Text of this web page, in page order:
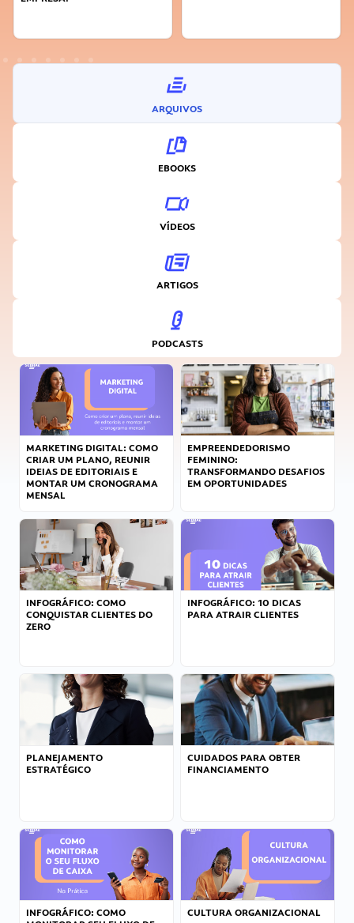
ARQUIVOS
EBOOKS
VÍDEOS
ARTIGOS
PODCASTS
MARKETING DIGITAL: COMO
CRIAR UM PLANO, REUNIR
IDEIAS DE EDITORIAIS E
MONTAR UM CRONOGRAMA
MENSAL
EMPREENDEDORISMO
FEMININO:
TRANSFORMANDO DESAFIOS
EM OPORTUNIDADES
INFOGRÁFICO: COMO
CONQUISTAR CLIENTES DO
ZERO
INFOGRÁFICO: 10 DICAS
PARA ATRAIR CLIENTES
PLANEJAMENTO
ESTRATÉGICO
CUIDADOS PARA OBTER
FINANCIAMENTO
INFOGRÁFICO: COMO
CULTURA ORGANIZACIONAL